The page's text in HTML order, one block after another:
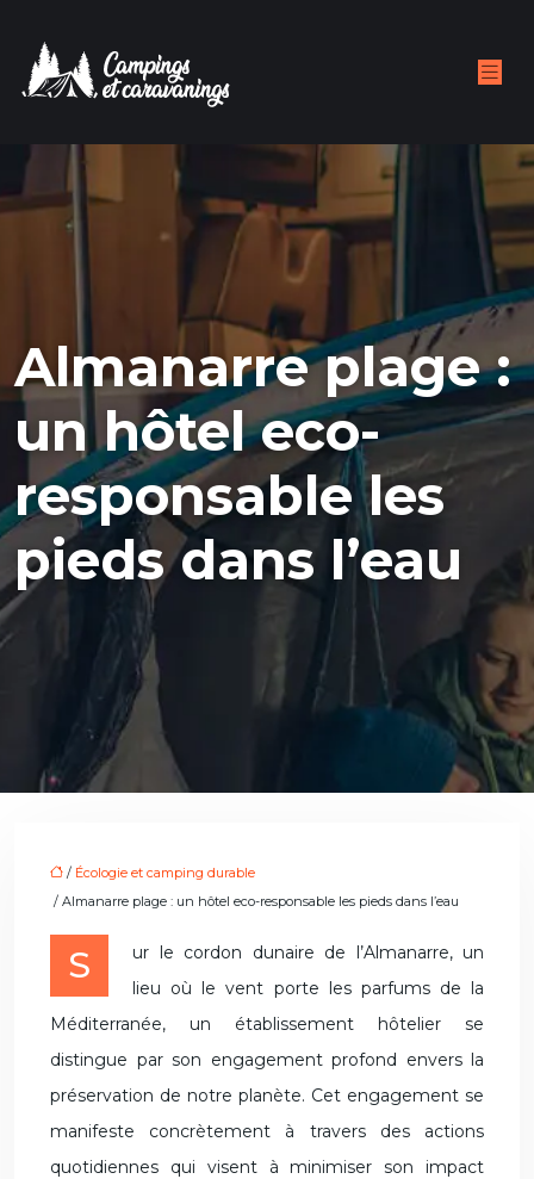
Almanarre plage :
un hôtel eco-
responsable les
pieds dans l’eau
/ Écologie et camping durable
/ Almanarre plage : un hôtel eco-responsable les pieds dans l’eau
Sur le cordon dunaire de l’Almanarre, un
lieu où le vent porte les parfums de la
Méditerranée, un établissement hôtelier se
distingue par son engagement profond envers la
préservation de notre planète. Cet engagement se
manifeste concrètement à travers des actions
quotidiennes qui visent à minimiser son impact